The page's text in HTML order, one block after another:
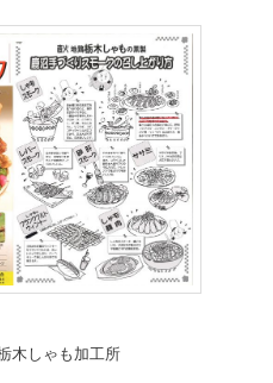
ゃも加工所